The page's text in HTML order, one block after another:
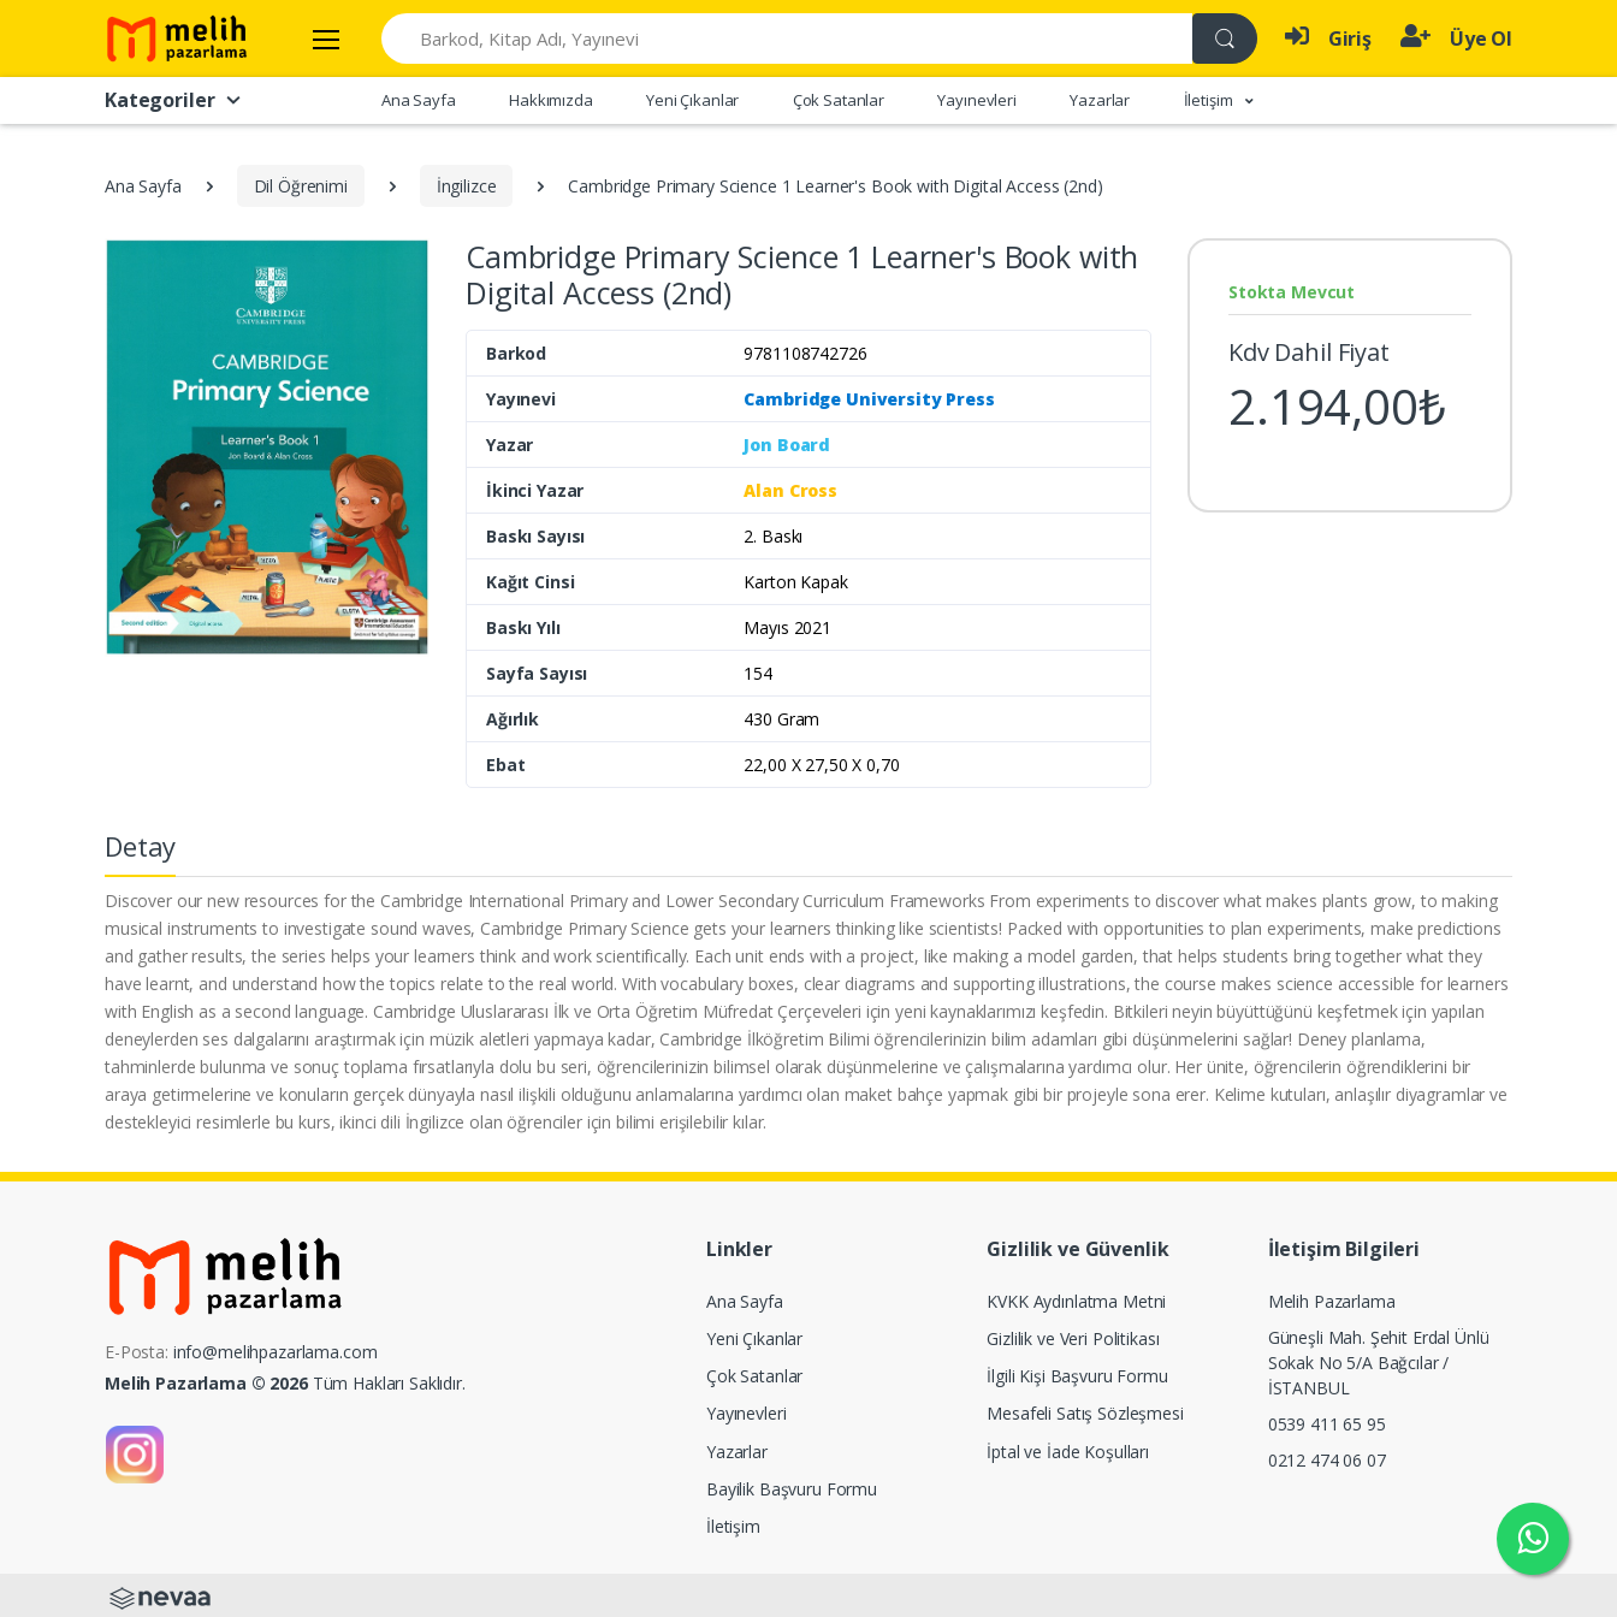
Search
Giriş Üye Ol
Kategoriler Ana Sayfa Hakkımızda Yeni Çıkanlar Çok Satanlar Yayınevleri Yazarlar İletişim
Ana Sayfa Dil Öğrenimi İngilizce Cambridge Primary Science 1 Learner's Book with Digital Access (2nd)
Cambridge Primary Science 1 Learner's Book with
Digital Access (2nd)
Barkod
9781108742726
Yayınevi
Cambridge University Press
Yazar
Jon Board
İkinci Yazar
Alan Cross
Baskı Sayısı
2. Baskı
Kağıt Cinsi
Karton Kapak
Baskı Yılı
Mayıs 2021
Sayfa Sayısı
154
Ağırlık
430 Gram
Ebat
22,00 X 27,50 X 0,70
Stokta Mevcut
Kdv Dahil Fiyat
2.194,00₺
Detay
Discover our new resources for the Cambridge International Primary and Lower Secondary Curriculum Frameworks From experiments to discover what makes plants grow, to making
musical instruments to investigate sound waves, Cambridge Primary Science gets your learners thinking like scientists! Packed with opportunities to plan experiments, make predictions
and gather results, the series helps your learners think and work scientifically. Each unit ends with a project, like making a model garden, that helps students bring together what they
have learnt, and understand how the topics relate to the real world. With vocabulary boxes, clear diagrams and supporting illustrations, the course makes science accessible for learners
with English as a second language. Cambridge Uluslararası İlk ve Orta Öğretim Müfredat Çerçeveleri için yeni kaynaklarımızı keşfedin. Bitkileri neyin büyüttüğünü keşfetmek için yapılan
deneylerden ses dalgalarını araştırmak için müzik aletleri yapmaya kadar, Cambridge İlköğretim Bilimi öğrencilerinizin bilim adamları gibi düşünmelerini sağlar! Deney planlama,
tahminlerde bulunma ve sonuç toplama fırsatlarıyla dolu bu seri, öğrencilerinizin bilimsel olarak düşünmelerine ve çalışmalarına yardımcı olur. Her ünite, öğrencilerin öğrendiklerini bir
araya getirmelerine ve konuların gerçek dünyayla nasıl ilişkili olduğunu anlamalarına yardımcı olan maket bahçe yapmak gibi bir projeyle sona erer. Kelime kutuları, anlaşılır diyagramlar ve
destekleyici resimlerle bu kurs, ikinci dili İngilizce olan öğrenciler için bilimi erişilebilir kılar.
E-Posta: info@melihpazarlama.com
Melih Pazarlama © 2026Tüm Hakları Saklıdır.
Linkler
Ana Sayfa
Yeni Çıkanlar
Çok Satanlar
Yayınevleri
Yazarlar
Bayilik Başvuru Formu
İletişim
Gizlilik ve Güvenlik
KVKK Aydınlatma Metni
Gizlilik ve Veri Politikası
İlgili Kişi Başvuru Formu
Mesafeli Satış Sözleşmesi
İptal ve İade Koşulları
İletişim Bilgileri
Melih Pazarlama
Güneşli Mah. Şehit Erdal Ünlü
Sokak No 5/A Bağcılar /
İSTANBUL
0539 411 65 95
0212 474 06 07